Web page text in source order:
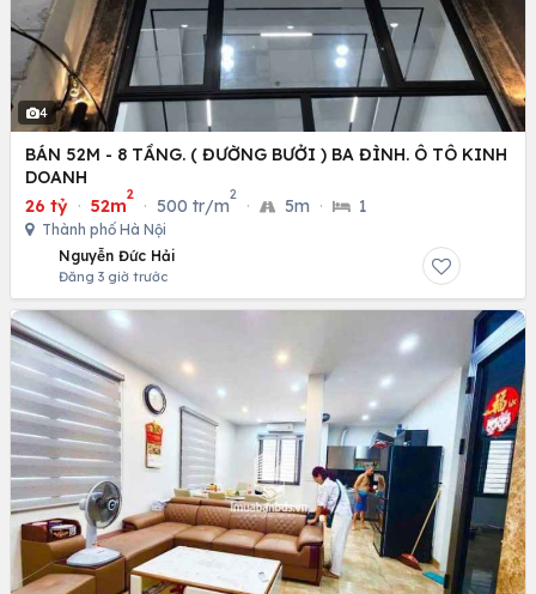
4
BÁN 52M - 8 TẦNG. ( ĐƯỜNG BƯỞI ) BA ĐÌNH. Ô TÔ KINH
DOANH
26 tỷ · 52m
2
· 500 tr/m
2
· 5m · 1
Thành phố Hà Nội
Nguyễn Đức Hải
Đăng 3 giờ trước